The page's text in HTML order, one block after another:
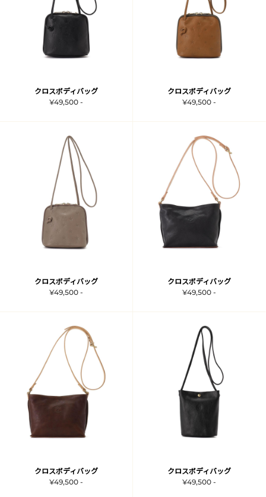
クロスボディバッグ
¥49,500 -
クロスボディバッグ
¥49,500 -
クロスボディバッグ
¥49,500 -
クロスボディバッグ
¥49,500 -
クロスボディバッグ
¥49,500 -
クロスボディバッグ
¥49,500 -